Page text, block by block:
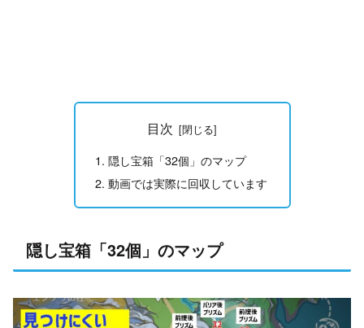
目次
隠し宝箱「32個」のマップ
動画では実際に回収しています
隠し宝箱「32個」のマップ